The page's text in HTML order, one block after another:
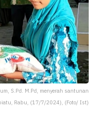
S.Pd. M.Pd, menyerah santunan
Rabu, (17/7/2024), (Foto/ Ist)